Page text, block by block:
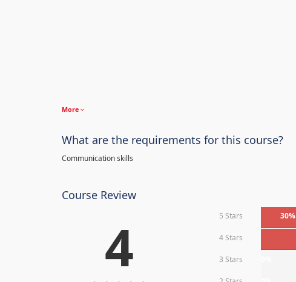
More
What are the requirements for this course?
Communication skills
Course Review
4 5 Stars 30%
4 Stars
3 Stars